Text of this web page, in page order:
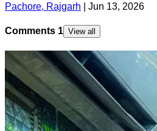
Pachore, Rajgarh Jun 13, 2026
Comments 1 View all